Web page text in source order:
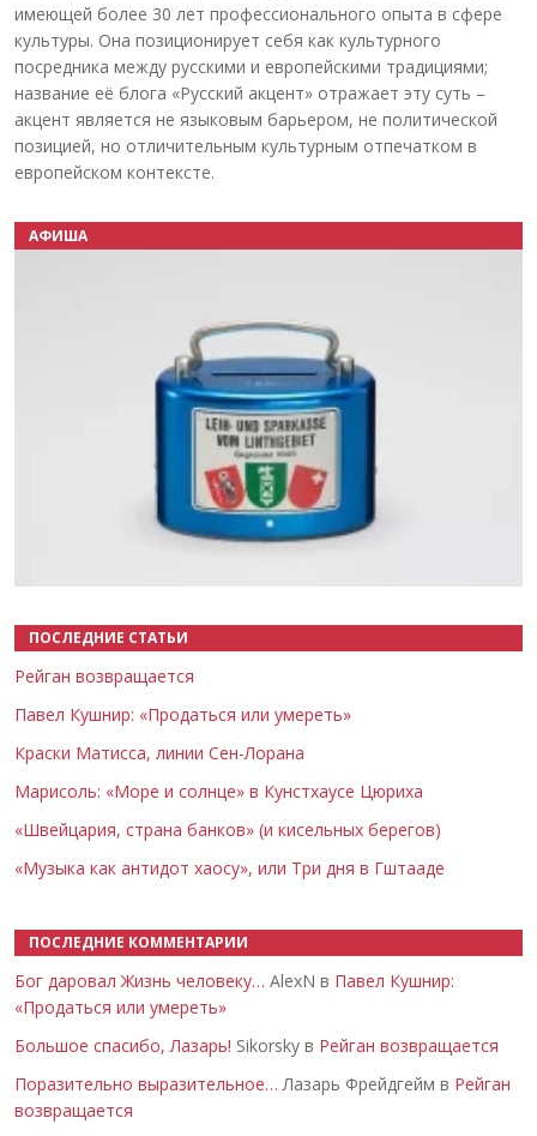
имеющей более 30 лет профессионального опыта в сфере
культуры. Она позиционирует себя как культурного
посредника между русскими и европейскими традициями;
название её блога «Русский акцент» отражает эту суть –
акцент является не языковым барьером, не политической
позицией, но отличительным культурным отпечатком в
европейском контексте.
АФИША
ПОСЛЕДНИЕ СТАТЬИ
Рейган возвращается
Павел Кушнир: «Продаться или умереть»
Краски Матисса, линии Сен-Лорана
Марисоль: «Море и солнце» в Кунстхаусе Цюриха
«Швейцария, страна банков» (и кисельных берегов)
«Музыка как антидот хаосу», или Три дня в Гштааде
ПОСЛЕДНИЕ КОММЕНТАРИИ
Бог даровал Жизнь человеку… AlexN в Павел Кушнир:
«Продаться или умереть»
Большое спасибо, Лазарь! Sikorsky в Рейган возвращается
Поразительно выразительное… Лазарь Фрейдгейм в Рейган
возвращается